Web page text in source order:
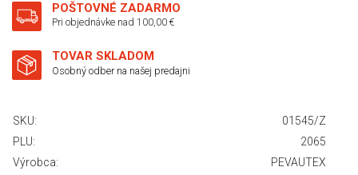
POŠTOVNÉ ZADARMO
Pri objednávke nad 100,00 €
TOVAR SKLADOM
Osobný odber na našej predajni
SKU:
01545/Z
PLU:
2065
Výrobca:
PEVAUTEX